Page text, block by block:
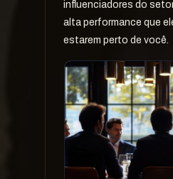
influenciadores do
alta performance que
estarem perto de você.